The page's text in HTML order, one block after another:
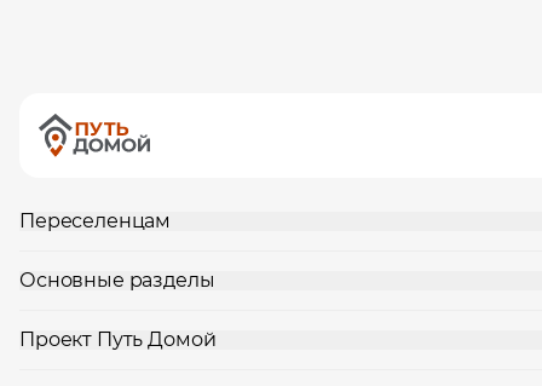
Переселенцам
Основные разделы
Проект Путь Домой